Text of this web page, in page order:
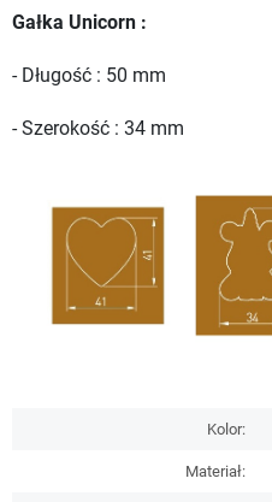
Gałka Unicorn :
- Długość : 50 mm
- Szerokość : 34 mm
Kolor:
Materiał: